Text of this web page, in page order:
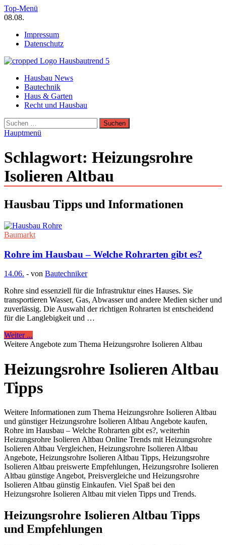
Zum
Inhalt
Top-Menü
08.08.
Impressum
Datenschutz
Hausbautrend Hausbau Trends
Hausbau, Modernisierung, Energietechnik, Haustechnik
Hausbau News
Bautechnik
Haus & Garten
Recht und Hausbau
Suchen
nach:
Hauptmenü
Schlagwort: Heizungsrohre
Isolieren Altbau
Hausbau Tipps und Informationen
Baumarkt
Rohre im Hausbau – Welche Rohrarten gibt es?
14.06. - von Bautechniker
Rohre sind essenziell für die Infrastruktur eines Hauses. Sie
transportieren Wasser, Gas, Abwasser und andere Medien sicher und
zuverlässig. Die Auswahl der richtigen Rohrarten ist entscheidend
für die Langlebigkeit und …
Weiter ...
Weitere Angebote zum Thema Heizungsrohre Isolieren Altbau
Heizungsrohre Isolieren Altbau
Tipps
Weitere Informationen zum Thema Heizungsrohre Isolieren Altbau
und günstiger Heizungsrohre Isolieren Altbau Angebote kaufen,
Rohre im Hausbau – Welche Rohrarten gibt es?, weiterhin
Heizungsrohre Isolieren Altbau Online Trends mit Heizungsrohre
Isolieren Altbau Vergleichen, Heizungsrohre Isolieren Altbau
Angebote, Heizungsrohre Isolieren Altbau Tipps, Heizungsrohre
Isolieren Altbau preiswerte Empfehlungen, Heizungsrohre Isolieren
Altbau günstige Angebot, Preisvergleiche und Heizungsrohre
Isolieren Altbau günstig Einkaufen. Viel Spaß bei den
Heizungsrohre Isolieren Altbau mit vielen Tipps und Trends.
Heizungsrohre Isolieren Altbau Tipps
und Empfehlungen